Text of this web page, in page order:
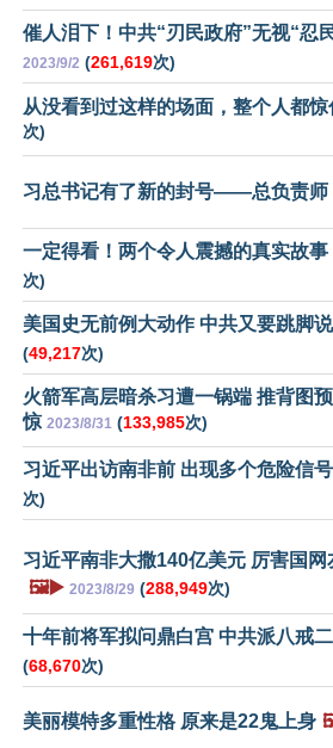
催人泪下！中共“刃民政府”无视“忍
2023/9/2 (261,619次)
从没看到过这样的场面，整个人都惊
次)
习总书记有了新的封号——总负责师
一定得看！两个令人震撼的真实故事
次)
美国史无前例大动作 中共又要跳脚
(49,217次)
火箭军高层暗杀习遭一锅端 推背图
惊 2023/8/31 (133,985次)
习近平出访南非前 出现多个危险信号
次)
习近平南非大撒140亿美元 厉害国
🖼️▶️ 2023/8/29 (288,949次)
十年前将军拟问鼎白宫 中共派八戒
(68,670次)
美丽模特多重性格 原来是22鬼上身